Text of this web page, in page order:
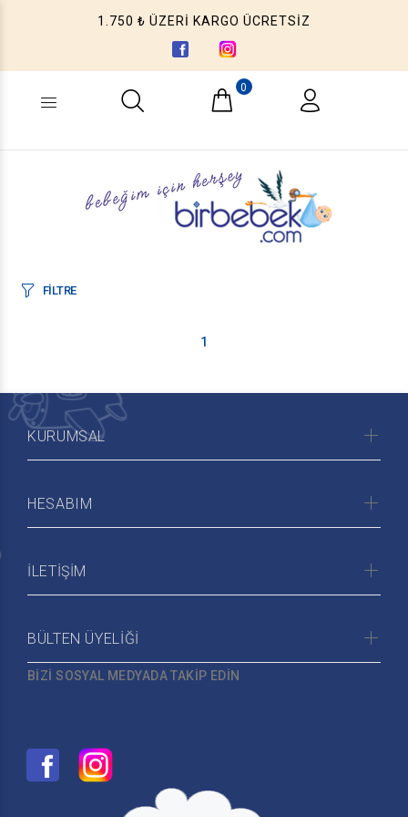
1.750 ₺ ÜZERİ KARGO ÜCRETSİZ
Ne aramıştınız? (Ürün, Kategori ...)
0
FİLTRE
1
KURUMSAL
HESABIM
İLETİŞİM
BÜLTEN ÜYELİĞİ
BİZİ SOSYAL MEDYADA TAKİP EDİN